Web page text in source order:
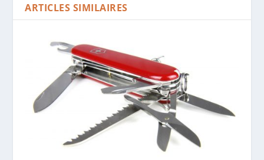
ARTICLES SIMILAIRES